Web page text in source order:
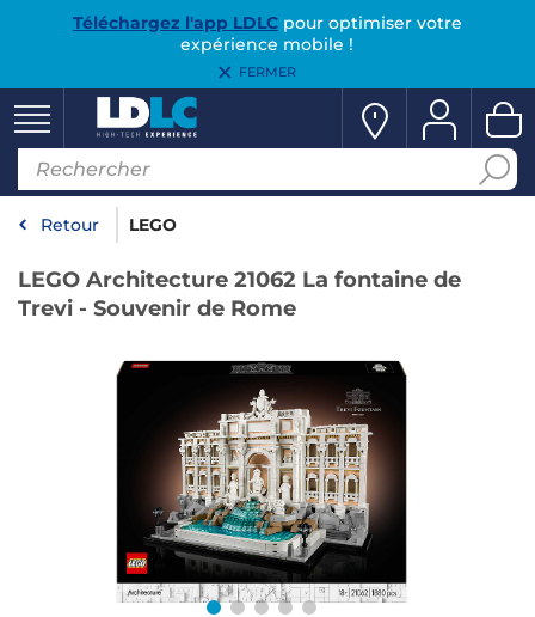
Téléchargez l'app LDLCpour optimiser votre
expérience mobile !
FERMER
Retour LEGO
LEGO Architecture 21062 La fontaine de
Trevi - Souvenir de Rome